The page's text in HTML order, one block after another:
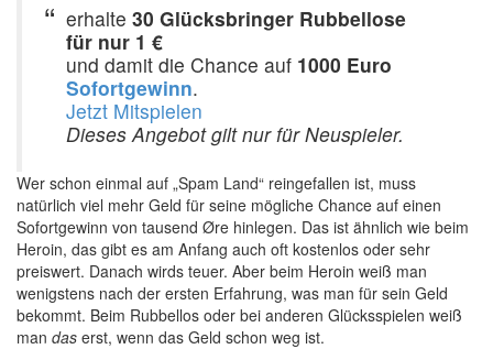
erhalte 30 Glücksbringer Rubbellose
für nur 1 €
und damit die Chance auf 1000 Euro
Sofortgewinn.
Jetzt Mitspielen
Dieses Angebot gilt nur für Neuspieler.
Wer schon einmal auf „Spam Land“ reingefallen ist, muss
natürlich viel mehr Geld für seine mögliche Chance auf einen
Sofortgewinn von tausend Øre hinlegen. Das ist ähnlich wie beim
Heroin, das gibt es am Anfang auch oft kostenlos oder sehr
preiswert. Danach wirds teuer. Aber beim Heroin weiß man
wenigstens nach der ersten Erfahrung, was man für sein Geld
bekommt. Beim Rubbellos oder bei anderen Glücksspielen weiß
man das erst, wenn das Geld schon weg ist.